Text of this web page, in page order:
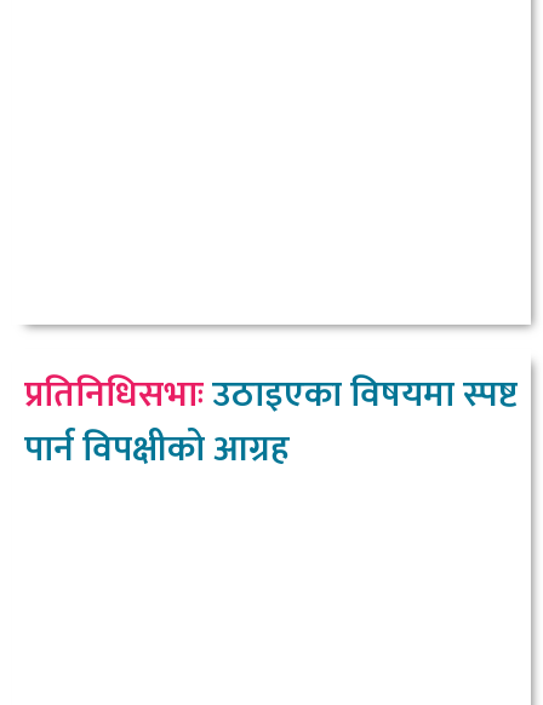
प्रतिनिधिसभाःउठाइएका विषयमा स्पष्ट
पार्न विपक्षीको आग्रह